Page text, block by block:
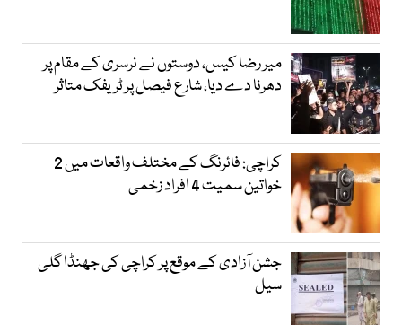
میر رضا کیس، دوستوں نے نرسری کے مقام پر
دھرنا دے دیا، شارع فیصل پر ٹریفک متاثر
کراچی: فائرنگ کے مختلف واقعات میں 2
خواتین سمیت 4 افراد زخمی
جشن آزادی کے موقع پر کراچی کی جھنڈا گلی
سیل